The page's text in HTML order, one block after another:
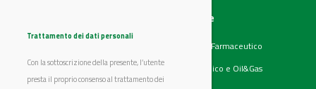
Chi siamo
Prodotti
Aziende
Eventi
Categorie
Chimico e Farmaceutico
Petrolchimico e Oil&Gas
Trattamento dei dati personali
Con la sottoscrizione della presente, l’utente
presta il proprio consenso al trattamento dei